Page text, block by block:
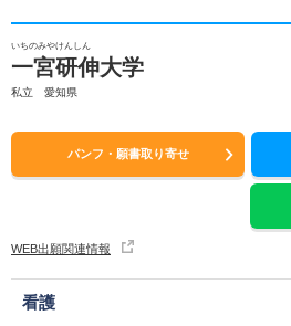
いちのみやけんしん
一宮研伸大学
私立 愛知県
パンフ・願書取り寄せ
WEB出願関連情報
看護